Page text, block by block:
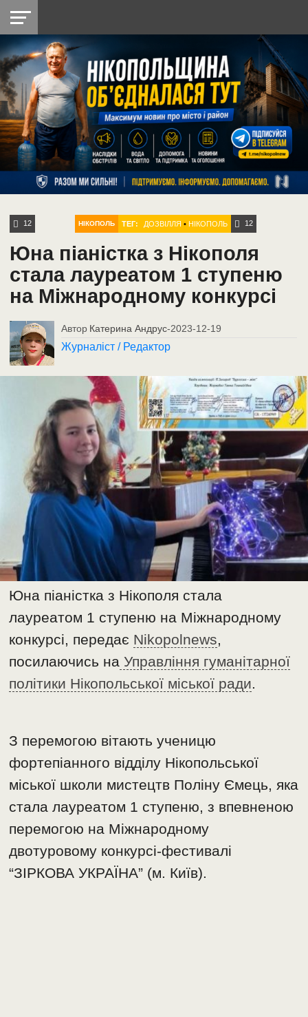
НІКОПОЛЬ
РАЙОН
СІЧЕСЛАВСЬКА
УКРАЇНА
РЕТРО
НІКОПОЛЬ
ЛАЙТ
УКРАЇНА
ДОПОМОГА
РАДІО
12 НІКОПОЛЬ ТЕГ: ДОЗВІЛЛЯ •НІКОПОЛЬ 12
Юна піаністка з Нікополя
стала лауреатом 1 ступеню
на Міжнародному конкурсі
Автор Катерина Андрус-2023-12-19
Журналіст / Редактор
Юна піаністка з Нікополя стала
лауреатом 1 ступеню на Міжнародному
конкурсі, передає Nikopolnews,
посилаючись на Управління гуманітарної
політики Нікопольської міської ради.
З перемогою вітають ученицю
фортепіанного відділу Нікопольської
міської школи мистецтв Поліну Ємець, яка
стала лауреатом 1 ступеню, з впевненою
перемогою на Міжнародному
двотуровому конкурсі-фестивалі
“ЗІРКОВА УКРАЇНА” (м. Київ).